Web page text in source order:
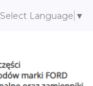
Select Language ▼